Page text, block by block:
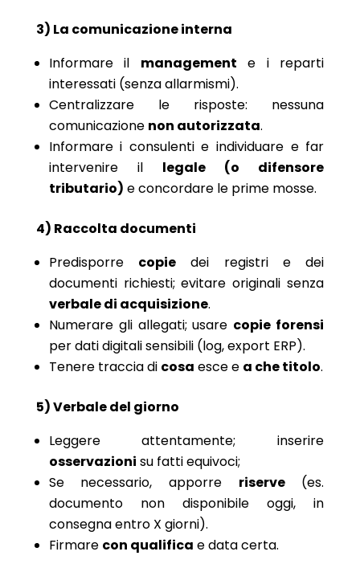
3) La comunicazione interna
Informare il management e i reparti
interessati (senza allarmismi).
Centralizzare le risposte: nessuna
comunicazione non autorizzata.
Informare i consulenti e individuare e far
intervenire il legale (o difensore
tributario) e concordare le prime mosse.
4) Raccolta documenti
Predisporre copie dei registri e dei
documenti richiesti; evitare originali senza
verbale di acquisizione.
Numerare gli allegati; usare copie forensi
per dati digitali sensibili (log, export ERP).
Tenere traccia di cosa esce e a che titolo.
5) Verbale del giorno
Leggere attentamente; inserire
osservazioni su fatti equivoci;
Se necessario, apporre riserve(es.
documento non disponibile oggi, in
consegna entro X giorni).
Firmare con qualifica e data certa.